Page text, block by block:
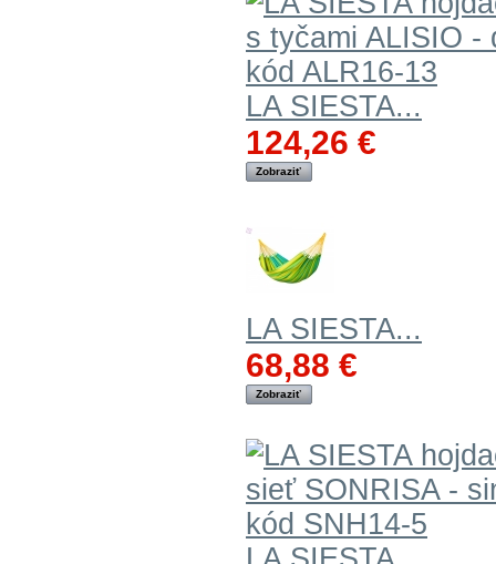
LA SIESTA...
124,26 €
Zobraziť
LA SIESTA...
68,88 €
Zobraziť